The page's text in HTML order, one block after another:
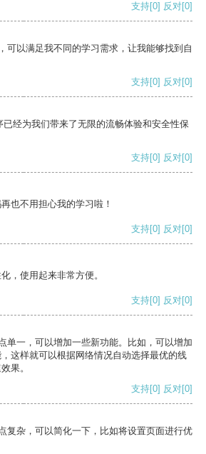
支持[0] 反对[0]
可以满足我不同的学习需求，让我能够找到自
支持[0] 反对[0]
经为我们带来了无限的流畅体验和安全性保
支持[0] 反对[0]
也不用担心我的学习啦！
支持[0] 反对[0]
，使用起来非常方便。
支持[0] 反对[0]
单一，可以增加一些新功能。比如，可以增加
这样就可以根据网络情况自动选择最优的线
果。
支持[0] 反对[0]
复杂，可以简化一下，比如将设置页面进行优